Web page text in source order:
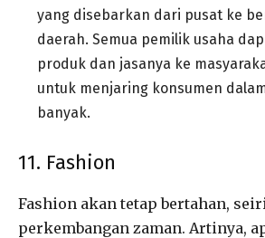
yang disebarkan dari pusat ke
daerah. Semua pemilik usaha
produk dan jasanya ke
untuk menjaring konsumen
banyak.
11. Fashion
Fashion akan tetap bertahan,
perkembangan zaman. Artinya,